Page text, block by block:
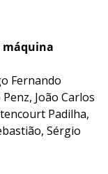
máquina
Fernando
João Carlos
Padilha,
Sérgio